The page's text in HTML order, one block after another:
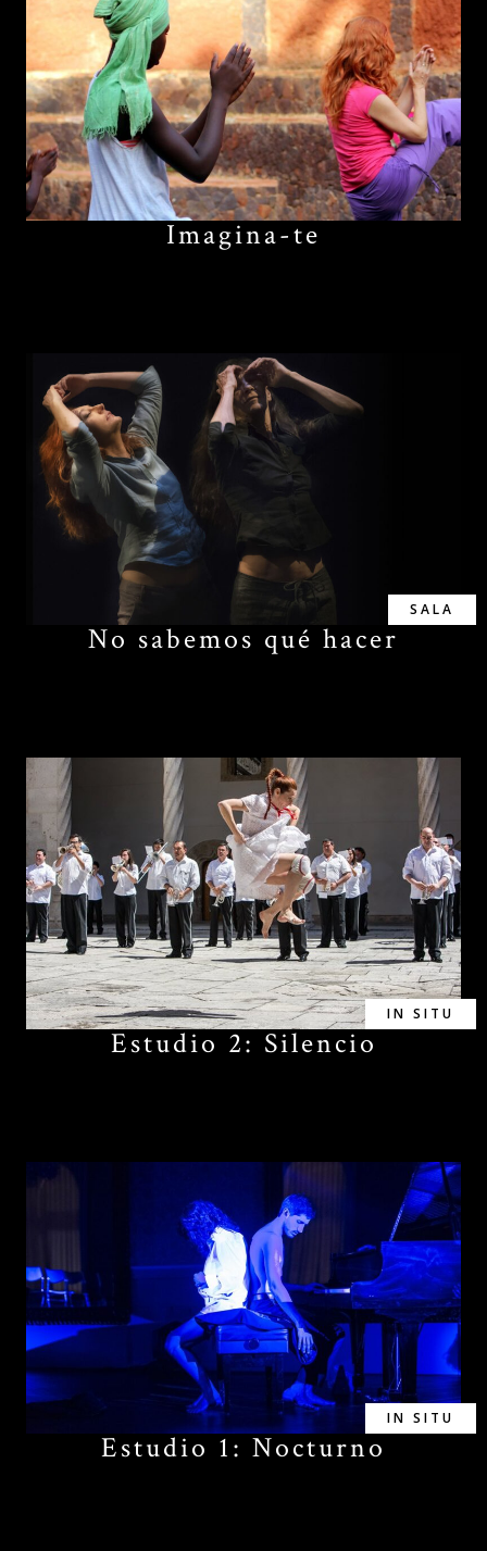
Imagina-te
SALA
No sabemos qué hacer
IN SITU
Estudio 2: Silencio
IN SITU
Estudio 1: Nocturno